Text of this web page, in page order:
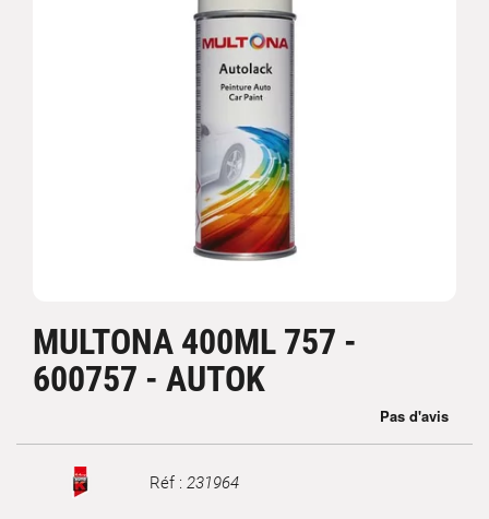
MULTONA 400ML 757 -
600757 - AUTOK
Marque Réf : 231964